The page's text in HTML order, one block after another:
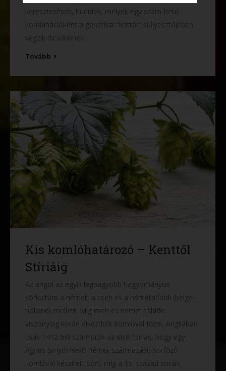
keresztezések, hibridek, melyek egy szám-betű
kombinációként a genetikai “irattár” süllyesztőjében
végzik dicsőbbnek…
Tovább
Kis komlóhatározó – Kenttől
Stíriáig
Az angol az egyik legnagyobb hagyományos
sörkultúra a német, a cseh és a németalföldi (belga-
holland) mellett. Míg cseh és német földön
viszonylag korán elkezdték komlóval főzni, Angliában
csak 1412-ből származik az első forrás, hogy egy
Agnes Smyth nevű német származású sörfőző
komlóval készített sört, míg a 15. század során